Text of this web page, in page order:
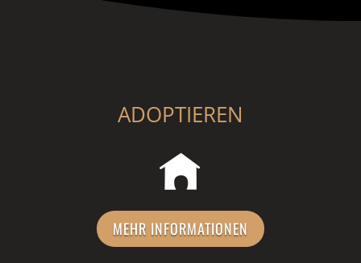
ADOPTIEREN
MEHR INFORMATIONEN